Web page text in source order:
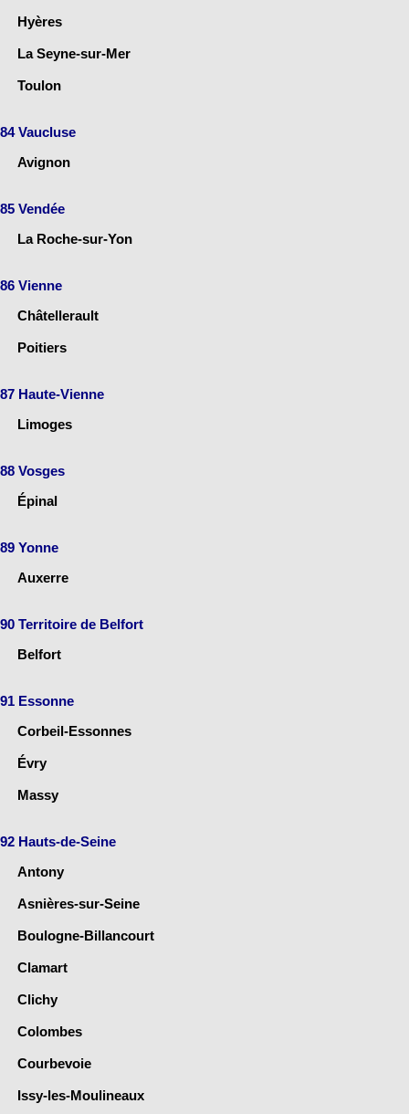
Hyères
La Seyne-sur-Mer
Toulon
84 Vaucluse
Avignon
85 Vendée
La Roche-sur-Yon
86 Vienne
Châtellerault
Poitiers
87 Haute-Vienne
Limoges
88 Vosges
Épinal
89 Yonne
Auxerre
90 Territoire de Belfort
Belfort
91 Essonne
Corbeil-Essonnes
Évry
Massy
92 Hauts-de-Seine
Antony
Asnières-sur-Seine
Boulogne-Billancourt
Clamart
Clichy
Colombes
Courbevoie
Issy-les-Moulineaux